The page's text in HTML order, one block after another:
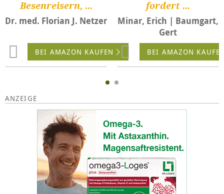
Besenreisern, ...
Dr. med. Florian J. Netzer
BEI AMAZON KAUFEN
fordert ...
Minar, Erich | Baumgart,
Gert
BEI AMAZON